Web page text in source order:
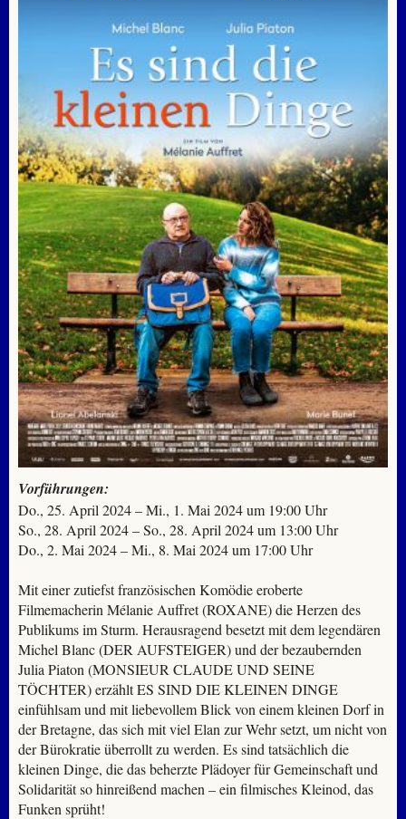
Vorführungen:
Do., 25. April 2024 – Mi., 1. Mai 2024 um 19:00 Uhr
So., 28. April 2024 – So., 28. April 2024 um 13:00 Uhr
Do., 2. Mai 2024 – Mi., 8. Mai 2024 um 17:00 Uhr
Mit einer zutiefst französischen Komödie eroberte
Filmemacherin Mélanie Auffret (ROXANE) die Herzen des
Publikums im Sturm. Herausragend besetzt mit dem legendären
Michel Blanc (DER AUFSTEIGER) und der bezaubernden
Julia Piaton (MONSIEUR CLAUDE UND SEINE
TÖCHTER) erzählt ES SIND DIE KLEINEN DINGE
einfühlsam und mit liebevollem Blick von einem kleinen Dorf in
der Bretagne, das sich mit viel Elan zur Wehr setzt, um nicht von
der Bürokratie überrollt zu werden. Es sind tatsächlich die
kleinen Dinge, die das beherzte Plädoyer für Gemeinschaft und
Solidarität so hinreißend machen – ein filmisches Kleinod, das
Funken sprüht!